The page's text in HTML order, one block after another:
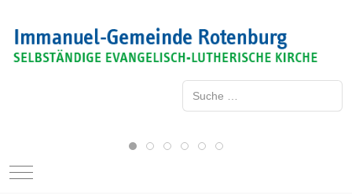
Mobile Menu Toggle